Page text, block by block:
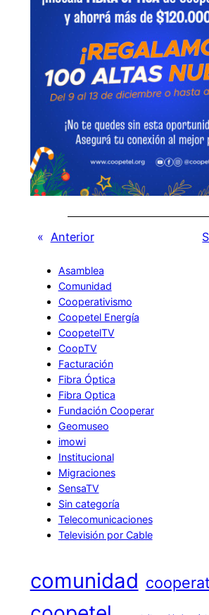
« Anterior
Asamblea
Comunidad
Cooperativismo
Coopetel Energía
CoopetelTV
CoopTV
Facturación
Fibra Óptica
Fibra Optica
Fundación Cooperar
Geomuseo
imowi
Institucional
Migraciones
SensaTV
Sin categoría
Telecomunicaciones
Televisión por Cable
comunidad